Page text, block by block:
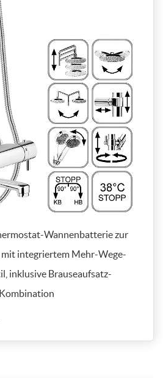
Wannenbatterie zur
integriertem Mehr-Wege-
inklusive Brauseaufsatz-
Kombination